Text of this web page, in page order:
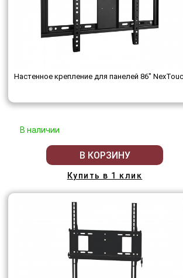
Настенное крепление для панелей 86"
В наличии
В КОРЗИНУ
Купить в 1 клик